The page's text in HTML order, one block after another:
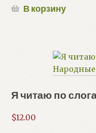
В корзину
Я читаю по
$12.00